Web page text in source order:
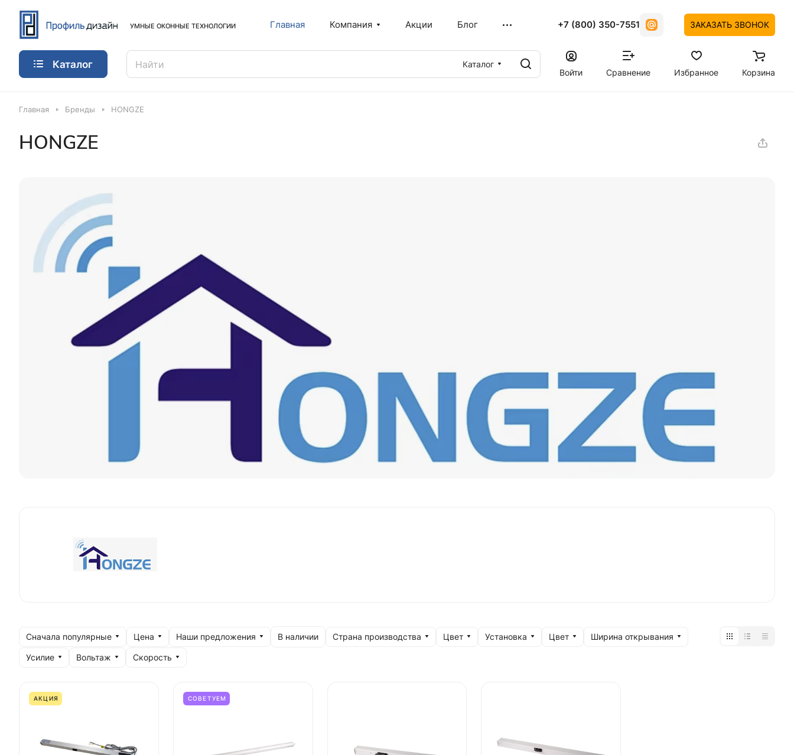
УМНЫЕ ОКОННЫЕ ТЕХНОЛОГИИ Главная Компания Акции Блог +7 (800) 350-7551 ЗАКАЗАТЬ ЗВОНОК
Каталог
Каталог
Войти
Сравнение Избранное Корзина
Главная Бренды HONGZE
HONGZE
Сначала популярные Цена Наши предложения В наличии Страна производства Цвет Установка Цвет Ширина открывания
Усилие Вольтаж Скорость
АКЦИЯ СОВЕТУЕМ